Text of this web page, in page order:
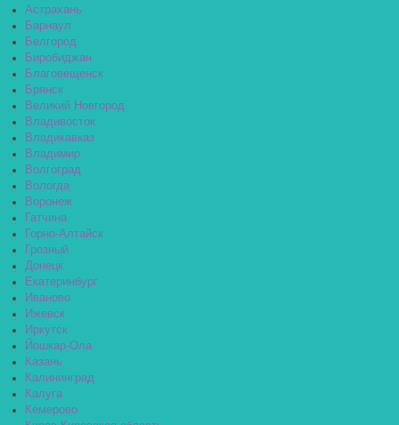
Астрахань
Барнаул
Белгород
Биробиджан
Благовещенск
Брянск
Великий Новгород
Владивосток
Владикавказ
Владимир
Волгоград
Вологда
Воронеж
Гатчина
Горно-Алтайск
Грозный
Донецк
Екатеринбург
Иваново
Ижевск
Иркутск
Йошкар-Ола
Казань
Калининград
Калуга
Кемерово